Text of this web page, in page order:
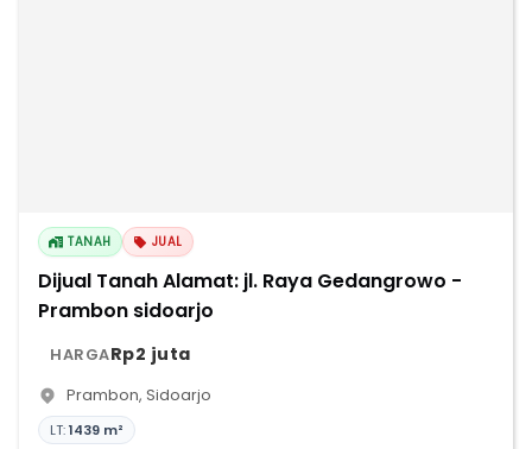
TANAH JUAL
Dijual Tanah Alamat: jl. Raya Gedangrowo -
Prambon sidoarjo
HARGARp2 juta
Prambon, Sidoarjo
LT:1439 m²